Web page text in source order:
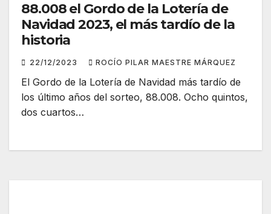
88.008 el Gordo de la Lotería de
Navidad 2023, el más tardío de la
historia
22/12/2023 ROCÍO PILAR MAESTRE MÁRQUEZ
El Gordo de la Lotería de Navidad más tardío de
los último años del sorteo, 88.008. Ocho quintos,
dos cuartos…